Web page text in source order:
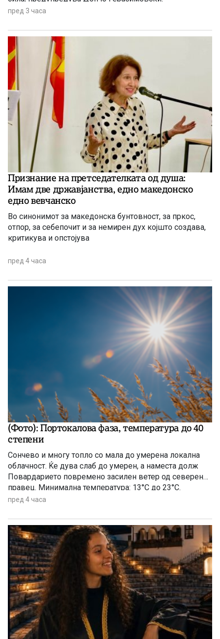
пред 3 часа
Признание на претседателката од душа:
Имам две државјанства, едно македонско
едно вевчанско
Во синонимот за македонска бунтовност, за пркос,
отпор, за себепочит и за немирен дух којшто создава,
критикува и опстојува
пред 4 часа
(Фото): Портокалова фаза, температура до 40
степени
Сончево и многу топло со мала до умерена локална
облачност. Ќе дува слаб до умерен, а наместа долж
Повардарието повремено засилен ветер од северен
правец. Минимална температура: 13°C до 23°C.
Максимална температура: 33°C до 40°C.
пред 4 часа